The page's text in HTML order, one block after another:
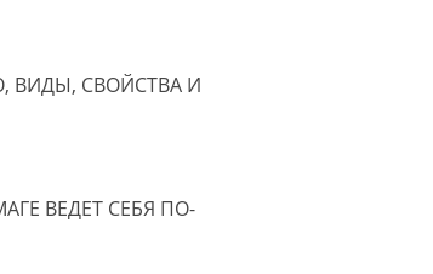
ВИДЫ, СВОЙСТВА И
ВЕДЕТ СЕБЯ ПО-